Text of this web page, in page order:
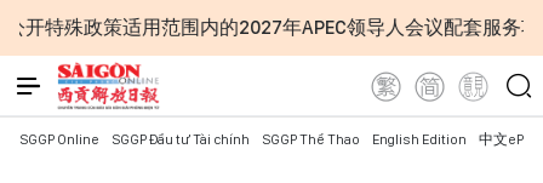
适用范围内的2027年APEC领导人会议配套服务项目工程认定
SGGP Online SGGP Đầu tư Tài chính SGGP Thể Thao English Edition 中文